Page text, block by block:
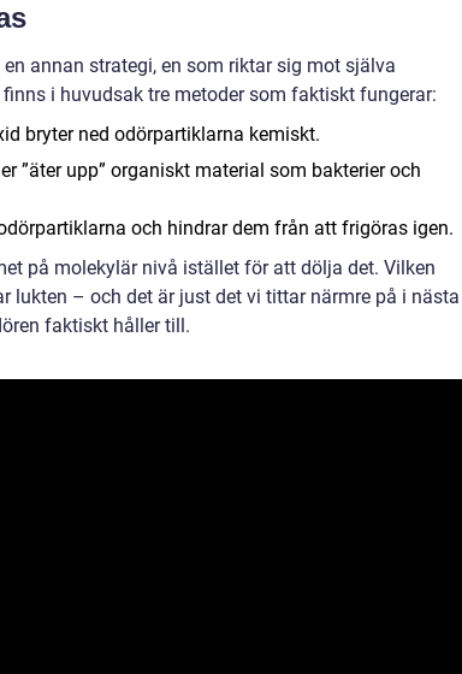
annan strategi, en som riktar sig mot själva
i huvudsak tre metoder som faktiskt fungerar:
bryter ned odörpartiklarna kemiskt.
”äter upp” organiskt material som bakterier och
och hindrar dem från att frigöras igen.
på molekylär nivå istället för att dölja det. Vilken
lukten – och det är just det vi tittar närmre på i nästa
faktiskt håller till.